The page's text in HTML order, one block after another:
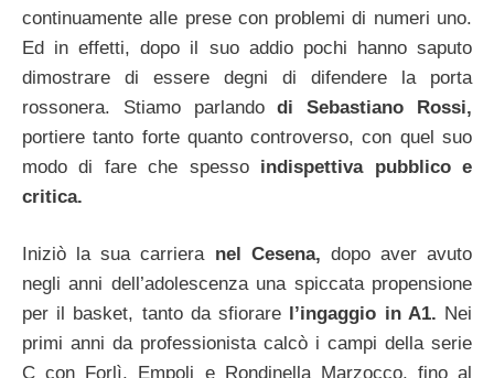
continuamente alle prese con problemi di numeri uno.
Ed in effetti, dopo il suo addio pochi hanno saputo
dimostrare di essere degni di difendere la porta
rossonera. Stiamo parlandodi Sebastiano Rossi,
portiere tanto forte quanto controverso, con quel suo
modo di fare che spesso indispettiva pubblico e
critica.
Iniziò la sua carriera nel Cesena, dopo aver avuto
negli anni dell’adolescenza una spiccata propensione
per il basket, tanto da sfiorare l’ingaggio in A1. Nei
primi anni da professionista calcò i campi della serie
C con Forlì, Empoli e Rondinella Marzocco, fino al